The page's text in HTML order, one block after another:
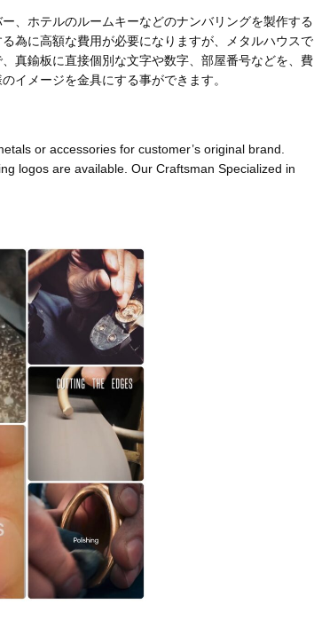
、ホテルのルームキーなどのナンバリングを製作する
為に高額な費用が必要になりますが、メタルハウスで
真鍮板に直接個別な文字や数字、部屋番号などを、費
イメージを金具にする事ができます。
or accessories for customer’s original brand.
logos are available. Our Craftsman Specialized in